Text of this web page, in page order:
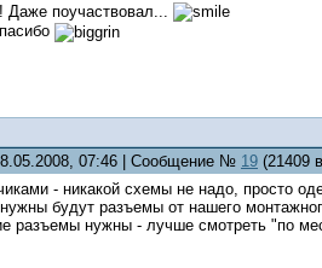
поучаствовал...
07:46 | Сообщение № 19 (21409
- никакой схемы не надо, просто
будут разъемы от нашего
разъемы нужны - лучше смотреть "по